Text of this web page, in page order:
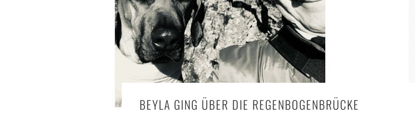
BEYLA GING ÜBER DIE REGENBOGENBRÜCKE